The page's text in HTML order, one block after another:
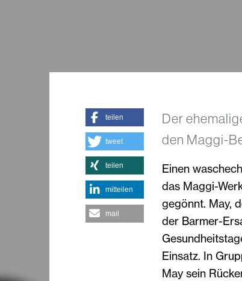
Der
den Maggi-
Einen
das Maggi-
gegönnt. May,
der Barmer-
Einsatz. In
May sein
teilen
tweet
teilen
mitteilen
mail